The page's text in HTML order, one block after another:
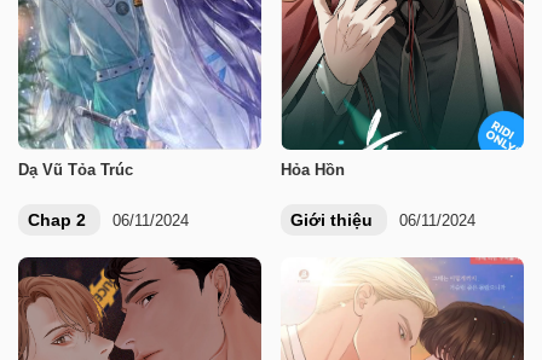
Dạ Vũ Tỏa Trúc
Chap 2 06/11/2024
Hỏa Hồn
Giới thiệu 06/11/2024